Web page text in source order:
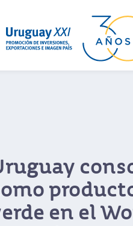
Agro en
impulsa
entre